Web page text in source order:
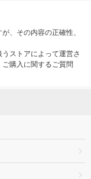
、その内容の正確性、
ストアによって運営さ
購入に関するご質問